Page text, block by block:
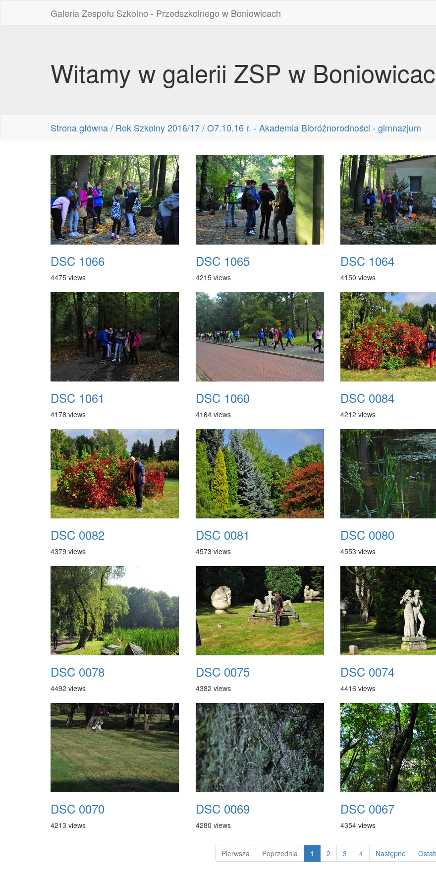
Galeria Zespołu Szkolno - Przedszkolnego w Boniowicach
Witamy w galerii ZSP w
Strona główna/ Rok Szkolny 2016/17/O7.10.16 r. - Akademia Bioróżnorodności - gimnazjum
DSC 1066
4475 views
DSC 1065
4215 views
DSC 1064
4150 views
DSC 1061
4178 views
DSC 1060
4164 views
DSC 0084
4212 views
DSC 0082
4379 views
DSC 0081
4573 views
DSC 0080
4553 views
DSC 0078
4492 views
DSC 0075
4382 views
DSC 0074
4416 views
DSC 0070
4213 views
DSC 0069
4280 views
DSC 0067
4354 views
Pierwsza Poprzednia 1 2 3 4 Następne